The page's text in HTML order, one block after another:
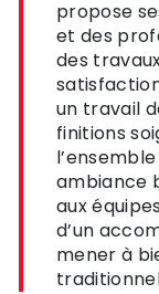
propose
et des
des
un travail
finitions
ambiance
aux
d’un
mener à